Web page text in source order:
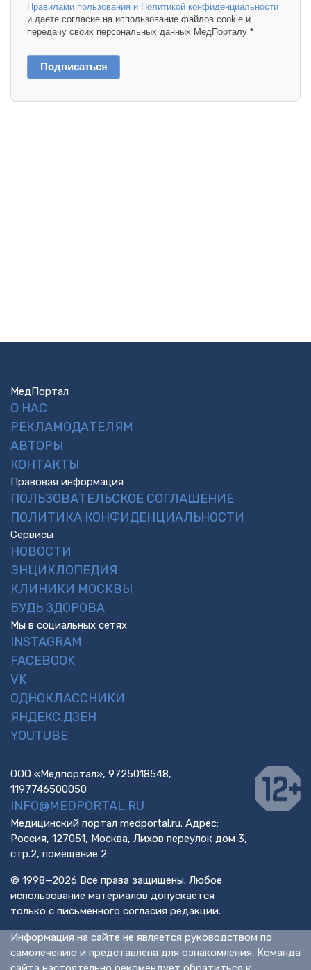
Правилами пользования и Политикой конфиденциальности
и даете согласие на использование файлов cookie и
передачу своих персональных данных МедПорталу *
Подписаться
МедПортал
О НАС
РЕКЛАМОДАТЕЛЯМ
АВТОРЫ
КОНТАКТЫ
Правовая информация
ПОЛЬЗОВАТЕЛЬСКОЕ СОГЛАШЕНИЕ
ПОЛИТИКА КОНФИДЕНЦИАЛЬНОСТИ
Сервисы
НОВОСТИ
ЭНЦИКЛОПЕДИЯ
КЛИНИКИ МОСКВЫ
БУДЬ ЗДОРОВА
Мы в социальных сетях
INSTAGRAM
FACEBOOK
VK
ОДНОКЛАССНИКИ
ЯНДЕКС.ДЗЕН
YOUTUBE
ООО «Медпортал», 9725018548,
1197746500050
INFO@MEDPORTAL.RU
Медицинский портал medportal.ru. Адрес:
Россия, 127051, Москва, Лихов переулок дом 3,
стр.2, помещение 2
© 1998—2026 Все права защищены. Любое
использование материалов допускается
только с письменного согласия редакции.
Информация на сайте не является руководством по
самолечению и представлена для ознакомления. Команда